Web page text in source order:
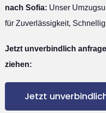
nach Sofia: Unser
für Zuverlässigkeit,
Jetzt unverbindlich
ziehen:
Jetzt